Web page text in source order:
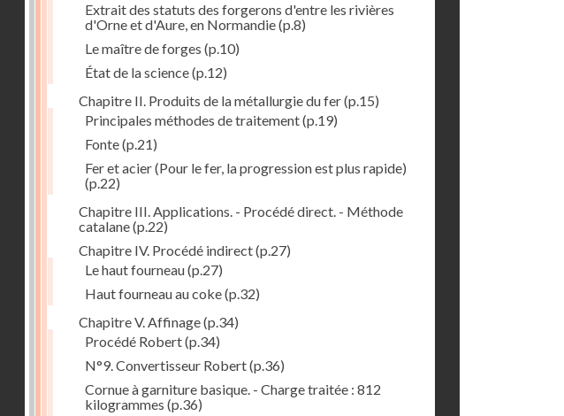
Extrait des statuts des forgerons d'entre les rivières
d'Orne et d'Aure, en Normandie(p.8)
Le maître de forges (p.10)
État de la science(p.12)
Chapitre II. Produits de la métallurgie du fer(p.15)
Principales méthodes de traitement(p.19)
Fonte(p.21)
Fer et acier (Pour le fer, la progression est plus rapide)
(p.22)
Chapitre III. Applications. - Procédé direct. - Méthode
catalane(p.22)
Chapitre IV. Procédé indirect(p.27)
Le haut fourneau(p.27)
Haut fourneau au coke(p.32)
Chapitre V. Affinage(p.34)
Procédé Robert(p.34)
N°9. Convertisseur Robert(p.36)
Cornue à garniture basique. - Charge traitée : 812
kilogrammes (p.36)